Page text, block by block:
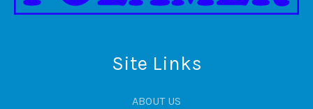
Site Links
ABOUT US